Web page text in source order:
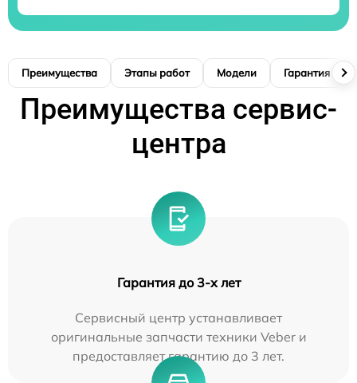
Преимущества Этапы работ Модели Гарантия
Преимущества сервис-
центра
Гарантия до 3-х лет
Сервисный центр устанавливает
оригинальные запчасти техники Veber и
предоставляет гарантию до 3 лет.